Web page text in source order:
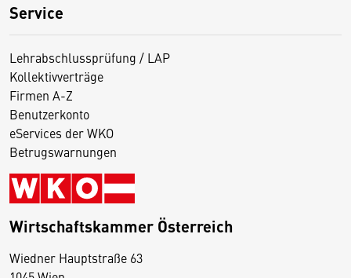
Service
Lehrabschlussprüfung / LAP
Kollektivverträge
Firmen A-Z
Benutzerkonto
eServices der WKO
Betrugswarnungen
Wirtschaftskammer Österreich
Wiedner Hauptstraße 63
D